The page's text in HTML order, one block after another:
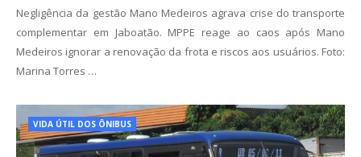
Negligência da gestão Mano Medeiros agrava crise do transporte
complementar em Jaboatão. MPPE reage ao caos após Mano
Medeiros ignorar a renovação da frota e riscos aos usuários. Foto:
Marina Torres …
VIDA ÚTIL DOS ÔNIBUS